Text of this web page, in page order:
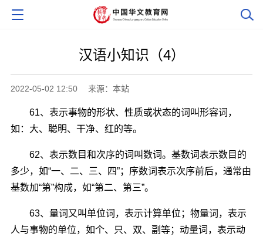
汉语小知识（4）
2022-05-02 12:50 来源：本站
61、表示事物的形状、性质或状态的词叫形容词，
如：大、聪明、干净、红的等。
62、表示数目和次序的词叫数词。基数词表示数目的
多少，如“一、二、三、四”；序数词表示次序前后，通常由
基数加“第”构成，如“第二、第三”。
63、量词又叫单位词，表示计算单位；物量词，表示
人与事物的单位，如个、只、双、副等；动量词，表示动